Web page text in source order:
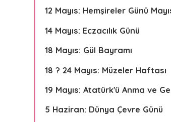
12 Mayıs: Hemşireler Günü
14 Mayıs: Eczacılık Günü
18 Mayıs: Gül Bayramı
18 ? 24 Mayıs: Müzeler Haftası
19 Mayıs: Atatürk'ü Anma ve
5 Haziran: Dünya Çevre Günü